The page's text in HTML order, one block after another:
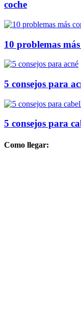
coche
10 problemas
5 consejos para
5 consejos para
Como llegar: